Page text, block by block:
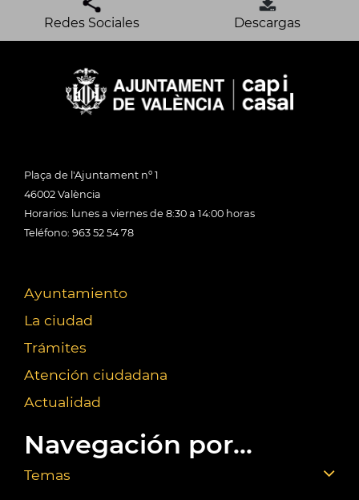
Redes Sociales Descargas
Plaça de l'Ajuntament nº 1
46002 València
Horarios: lunes a viernes de 8:30 a 14:00 horas
Teléfono: 963 52 54 78
Ayuntamiento
La ciudad
Trámites
Atención ciudadana
Actualidad
Navegación por...
Temas